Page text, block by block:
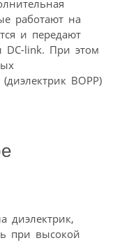
работают на
и передают
DC-link. При этом
BOPP)
диэлектрик,
при высокой